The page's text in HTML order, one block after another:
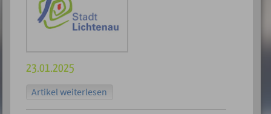
23.01.2025
Artikel weiterlesen